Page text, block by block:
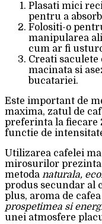
Plasati mici
pentru a
Folositi-o
manipularea
cum ar fi
Creati
macinata si
bucatariei.
Este important de
maxima, zatul de
preferinta la fiecare
functie de
Utilizarea cafelei
mirosurilor prezinta
metoda naturala,
produs secundar al
plus, aroma de
prospetimea si
unei atmosfere